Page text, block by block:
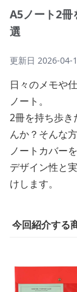
A5ノート2冊
選
更新日 2026-04-
日々のメモや
ノート。
2冊を持ち歩き
んか？そんな
ノートカバー
デザイン性と
けします。
今回紹介する